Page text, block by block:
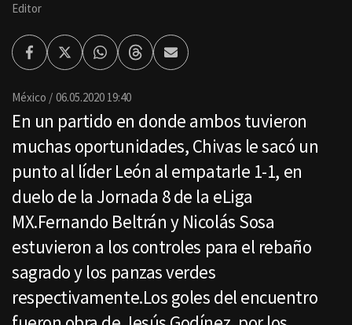
Editor
FacebookTwitterWhatsappThreadsEnviar
por
México 06.05.2020 19:40
En un partido en donde ambos tuvieron
muchas oportunidades, Chivas le sacó un
punto al líder León al empatarle 1-1, en
duelo de la Jornada 8 de la eLiga
MX.Fernando Beltrán y Nicolás Sosa
estuvieron a los controles para el rebaño
sagrado y los panzas verdes
respectivamente.Los goles del encuentro